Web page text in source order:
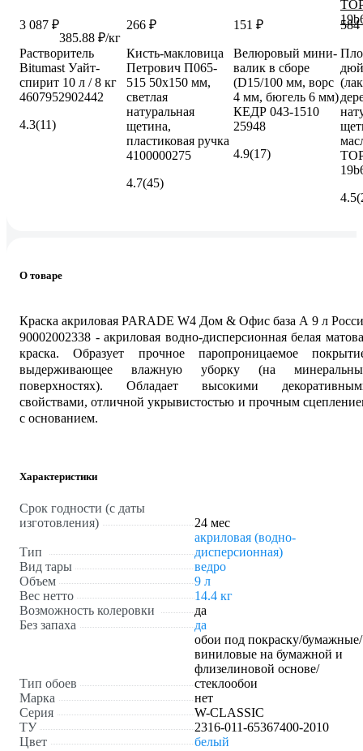
3 087 ₽
385.88 ₽/кг
Растворитель
Bitumast Уайт-
спирит 10 л / 8 кг
4607952902442
4.3(11)
266 ₽
Кисть-макловица
Петрович П065-
515 50х150 мм,
светлая
натуральная
щетина,
пластиковая ручка
4100000275
4.7(45)
151 ₽
Велюровый мини-
валик в сборе
(D15/100 мм, ворс
4 мм, бюгель 6 мм)
КЕДР 043-1510
25948
4.9(17)
584
4.5
О товаре
Краска акриловая PARADE W4 Дом & Офис база А 9 л
90002002338 - акриловая водно-дисперсионная белая
краска. Образует прочное паропроницаемое
выдерживающее влажную уборку (на
поверхностях). Обладает высокими
свойствами, отличной укрывистостью и прочным
с основанием.
Характеристики
Срок годности (с даты
изготовления)
24 мес
Тип
акриловая (водно-
дисперсионная)
Вид тары
ведро
Объем
9 л
Вес нетто
14.4 кг
Возможность колеровки
да
Без запаха
да
Тип обоев
обои под покраску/бумажные/
виниловые на бумажной и
флизелиновой основе/
стеклообои
Марка
нет
Серия
W-CLASSIС
ТУ
2316-011-65367400-2010
Цвет
белый